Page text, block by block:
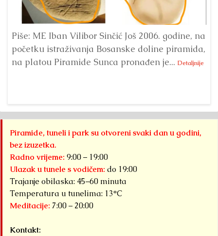
Piše: ME Iban Vilibor Sinčić Još 2006. godine, na
početku istraživanja Bosanske doline piramida,
na platou Piramide Sunca pronađen je... Detaljnije
Piramide, tuneli i park su otvoreni svaki dan u godini,
bez izuzetka.
Radno vrijeme: 9:00 – 19:00
Ulazak u tunele s vodičem: do 19:00
Trajanje obilaska: 45–60 minuta
Temperatura u tunelima: 13°C
Meditacije: 7:00 – 20:00
Kontakt: